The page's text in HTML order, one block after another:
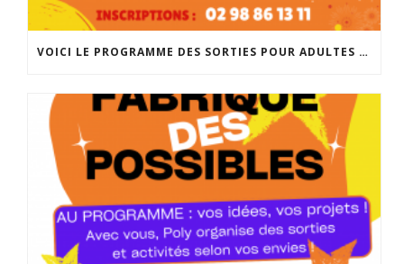
VOICI LE PROGRAMME DES SORTIES POUR ADULTES ET MINEURS ACCOMPAGNÉS POUR LA RENTRÉE DE SEPTEMBRE. INSCRIPTIONS À PARTIR DU 25 AOÛT À 14H À L’ACCUEIL DE POLYSONNANCE. INFO: 02 98 86 13 11. BONNES VACANCES!!